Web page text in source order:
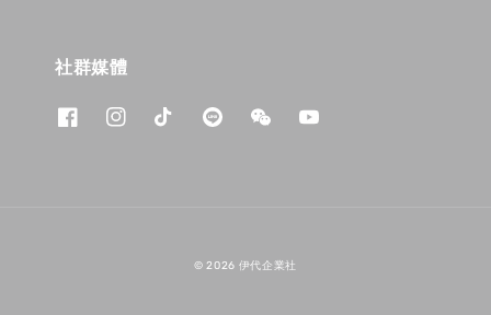
社群媒體
© 2026 伊代企業社